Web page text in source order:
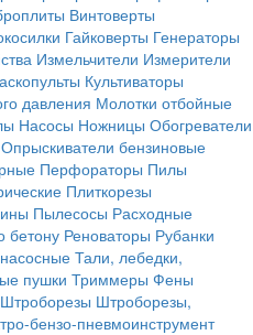
Винтоверты
Гайковерты Генераторы
Измельчители Измерители
Культиваторы
давления Молотки отбойные
Насосы Ножницы Обогреватели
Опрыскиватели бензиновые
Перфораторы Пилы
Плиткорезы
Пылесосы Расходные
бетону Реноваторы Рубанки
Тали, лебедки,
пушки Триммеры Фены
Штроборезы Штроборезы,
бензо-пневмоинструмент